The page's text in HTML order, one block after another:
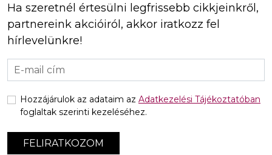
Ha szeretnél értesülni legfrissebb cikkjeinkről,
partnereink akcióiról, akkor iratkozz fel
hírlevelünkre!
FELIRATKOZOM
Hozzájárulok az adataim az Adatkezelési Tájékoztatóban
foglaltak szerinti kezeléséhez.